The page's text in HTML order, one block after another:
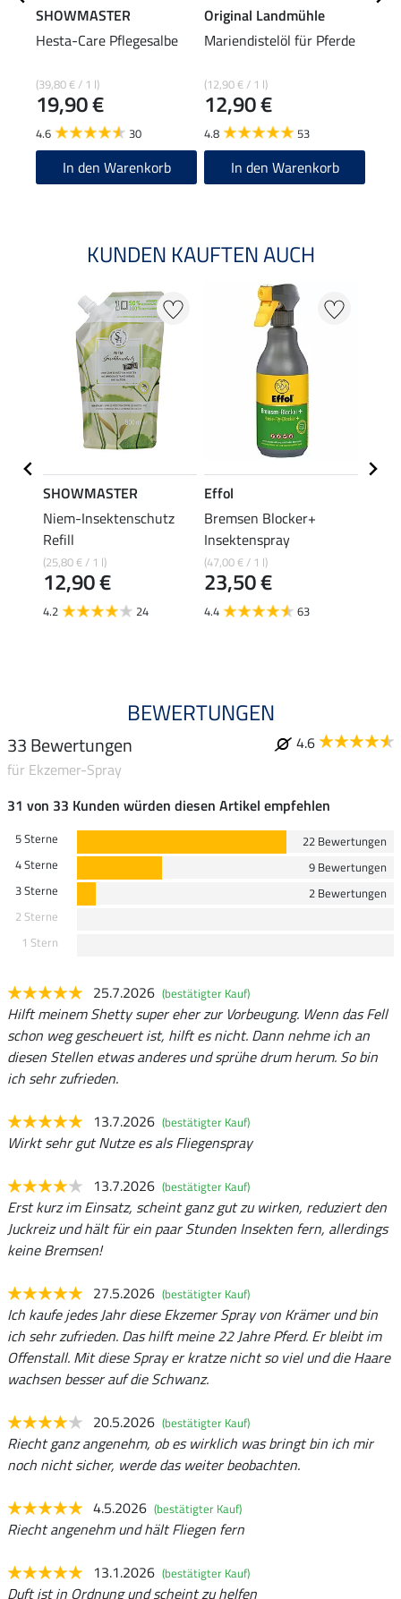
SHOWMASTER
Hesta-Care Pflegesalbe
(39,80 € / 1 l)
19,90 €
4.6 30
In den Warenkorb
Original Landmühle
Mariendistelöl für Pferde
(12,90 € / 1 l)
12,90 €
4.8 53
In den Warenkorb
KUNDEN KAUFTEN AUCH
SHOWMASTER
Niem-Insektenschutz
Refill
(25,80 € / 1 l)
12,90 €
4.2 24
Effol
Bremsen Blocker+
Insektenspray
(47,00 € / 1 l)
23,50 €
4.4 63
BEWERTUNGEN
33 Bewertungen
4.6
für Ekzemer-Spray
31 von 33 Kunden würden diesen Artikel empfehlen
5 Sterne
22 Bewertungen
4 Sterne
9 Bewertungen
3 Sterne
2 Bewertungen
2 Sterne
1 Stern
25.7.2026 (bestätigter Kauf)
Hilft meinem Shetty super eher zur Vorbeugung. Wenn das Fell
schon weg gescheuert ist, hilft es nicht. Dann nehme ich an
diesen Stellen etwas anderes und sprühe drum herum. So bin
ich sehr zufrieden.
13.7.2026 (bestätigter Kauf)
Wirkt sehr gut Nutze es als Fliegenspray
13.7.2026 (bestätigter Kauf)
Erst kurz im Einsatz, scheint ganz gut zu wirken, reduziert den
Juckreiz und hält für ein paar Stunden Insekten fern, allerdings
keine Bremsen!
27.5.2026 (bestätigter Kauf)
Ich kaufe jedes Jahr diese Ekzemer Spray von Krämer und bin
ich sehr zufrieden. Das hilft meine 22 Jahre Pferd. Er bleibt im
Offenstall. Mit diese Spray er kratze nicht so viel und die Haare
wachsen besser auf die Schwanz.
20.5.2026 (bestätigter Kauf)
Riecht ganz angenehm, ob es wirklich was bringt bin ich mir
noch nicht sicher, werde das weiter beobachten.
4.5.2026 (bestätigter Kauf)
Riecht angenehm und hält Fliegen fern
13.1.2026 (bestätigter Kauf)
Duft ist in Ordnung und scheint zu helfen